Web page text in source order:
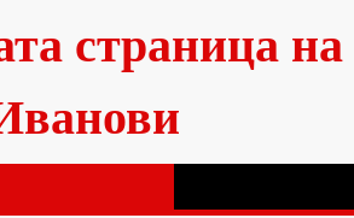
страница на